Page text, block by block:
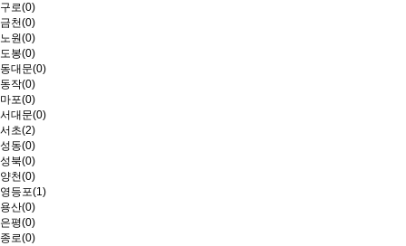
구로(0)
금천(0)
노원(0)
도봉(0)
동대문(0)
동작(0)
마포(0)
서대문(0)
서초(2)
성동(0)
성북(0)
양천(0)
영등포(1)
용산(0)
은평(0)
종로(0)